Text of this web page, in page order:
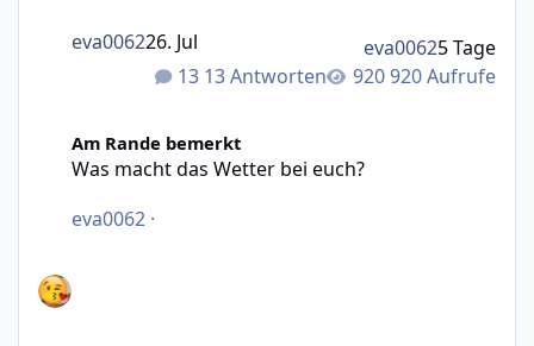
13 Antworten 920 Aufrufe
eva006226. Jul eva00625 Tage
Am Rande bemerkt
Was macht das Wetter bei euch?
eva0062 ·